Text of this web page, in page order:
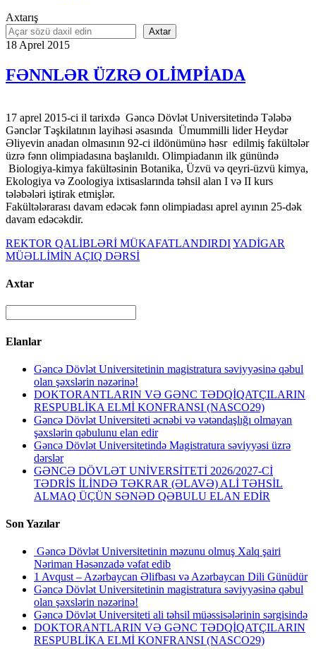
Axtarış
Axtar
18 Aprel 2015
FƏNNLƏR ÜZRƏ OLİMPİADA
17 aprel 2015-ci il tarixdə Gəncə Dövlət Universitetində Tələbə
Gənclər Təşkilatının layihəsi əsasında Ümummilli lider Heydər
Əliyevin anadan olmasının 92-ci ildönümünə həsr edilmiş fakültələr
üzrə fənn olimpiadasına başlanıldı. Olimpiadanın ilk günündə
Biologiya-kimya fakültəsinin Botanika, Üzvü və qeyri-üzvü kimya,
Ekologiya və Zoologiya ixtisaslarında təhsil alan I və II kurs
tələbələri iştirak etmişlər.
Fakültələrarası davam edəcək fənn olimpiadası aprel ayının 25-dək
davam edəcəkdir.
REKTOR QALİBLƏRİ MÜKAFATLANDIRDIYADİGAR
MÜƏLLİMİN AÇIQ DƏRSİ
Axtar
Elanlar
Gəncə Dövlət Universitetinin magistratura səviyyəsinə qəbul
olan şəxslərin nəzərinə!
DOKTORANTLARIN VƏ GƏNC TƏDQİQATÇILARIN
RESPUBLİKA ELMİ KONFRANSI (NASCO29)
Gəncə Dövlət Universiteti əcnəbi və vətəndaşlığı olmayan
şəxslərin qəbulunu elan edir
Gəncə Dövlət Universitetində Magistratura səviyyəsi üzrə
dərslər
GƏNCƏ DÖVLƏT UNİVERSİTETİ 2026/2027-Cİ
TƏDRİS İLİNDƏ TƏKRAR (ƏLAVƏ) ALİ TƏHSİL
ALMAQ ÜÇÜN SƏNƏD QƏBULU ELAN EDİR
Son Yazılar
Gəncə Dövlət Universitetinin məzunu olmuş Xalq şairi
Nəriman Həsənzadə vəfat edib
1 Avqust – Azərbaycan Əlifbası və Azərbaycan Dili Günüdür
Gəncə Dövlət Universitetinin magistratura səviyyəsinə qəbul
olan şəxslərin nəzərinə!
Gəncə Dövlət Universiteti ali təhsil müəssisələrinin sərgisində
DOKTORANTLARIN VƏ GƏNC TƏDQİQATÇILARIN
RESPUBLİKA ELMİ KONFRANSI (NASCO29)